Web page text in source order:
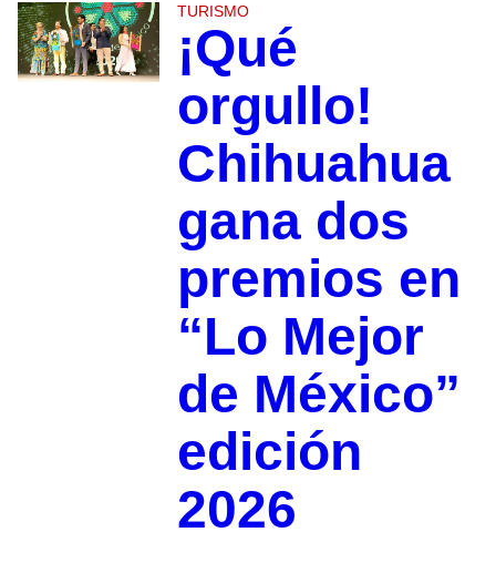
TURISMO
¡Qué
orgullo!
Chihuahua
gana dos
premios en
“Lo Mejor
de México”
edición
2026